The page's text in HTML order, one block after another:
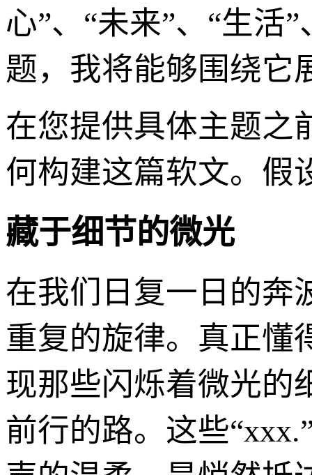
心”、“未来”、“生活
题，我将能够围绕它
在您提供具体主题之
何构建这篇软文。假
藏于细节的微光
在我们日复一日的奔
重复的旋律。真正懂
现那些闪烁着微光的
前行的路。这些